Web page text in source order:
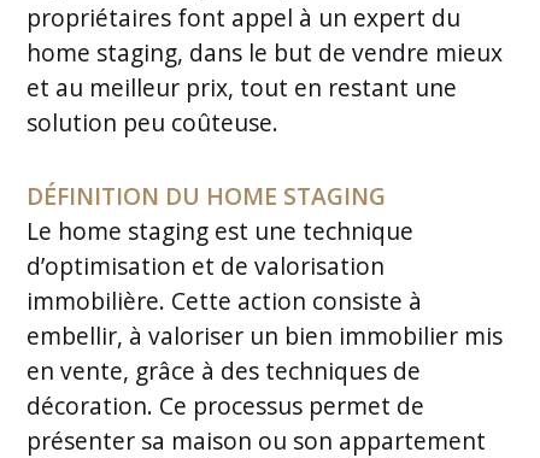
propriétaires font appel à un expert du
home staging, dans le but de vendre mieux
et au meilleur prix, tout en restant une
solution peu coûteuse.
DÉFINITION DU HOME STAGING
Le home staging est une technique
d’optimisation et de valorisation
immobilière. Cette action consiste à
embellir, à valoriser un bien immobilier mis
en vente, grâce à des techniques de
décoration. Ce processus permet de
présenter sa maison ou son appartement